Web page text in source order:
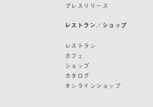
プレスリリース
レストラン／ショップ
レストラン
カフェ
ショップ
カタログ
オンラインショップ